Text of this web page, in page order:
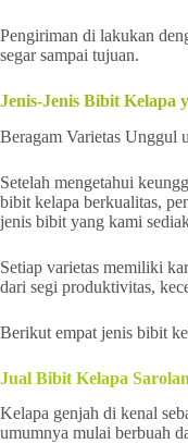
Pengiriman di lakukan
segar sampai tujuan.
Jenis-Jenis Bibit Kelapa
Beragam Varietas Unggul
Setelah mengetahui
bibit kelapa berkualitas,
jenis bibit yang kami
Setiap varietas memiliki
dari segi produktivitas,
Berikut empat jenis bibit
Jual Bibit Kelapa
Kelapa genjah di kenal
umumnya mulai berbuah